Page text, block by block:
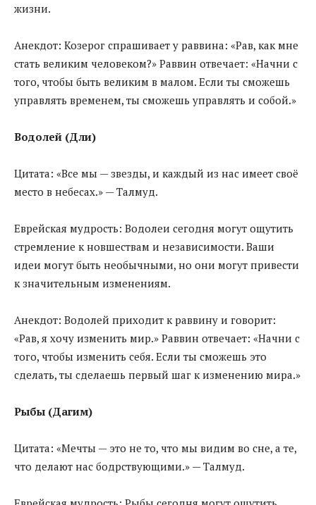
жизни.
Анекдот: Козерог спрашивает у раввина: «Рав, как мне
стать великим человеком?» Раввин отвечает: «Начни с
того, чтобы быть великим в малом. Если ты сможешь
управлять временем, ты сможешь управлять и собой.»
Водолей (Дли)
Цитата: «Все мы — звезды, и каждый из нас имеет своё
место в небесах.» — Талмуд.
Еврейская мудрость: Водолеи сегодня могут ощутить
стремление к новшествам и независимости. Ваши
идеи могут быть необычными, но они могут привести
к значительным изменениям.
Анекдот: Водолей приходит к раввину и говорит:
«Рав, я хочу изменить мир.» Раввин отвечает: «Начни с
того, чтобы изменить себя. Если ты сможешь это
сделать, ты сделаешь первый шаг к изменению мира.»
Рыбы (Дагим)
Цитата: «Мечты — это не то, что мы видим во сне, а те,
что делают нас бодрствующими.» — Талмуд.